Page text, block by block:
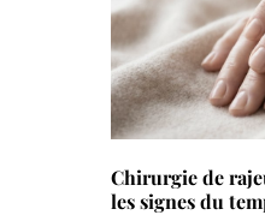
Chirurgie de
les signes du